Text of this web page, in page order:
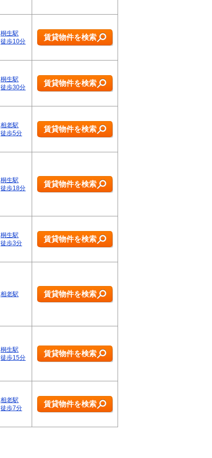
桐生駅
徒歩10分
賃貸物件を検索
桐生駅
徒歩30分
賃貸物件を検索
相老駅
徒歩5分
賃貸物件を検索
桐生駅
徒歩18分
賃貸物件を検索
桐生駅
徒歩3分
賃貸物件を検索
相老駅 賃貸物件を検索
桐生駅
徒歩15分
賃貸物件を検索
相老駅
徒歩7分
賃貸物件を検索